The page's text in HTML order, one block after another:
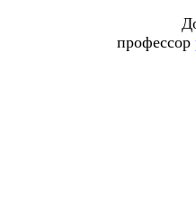
профессор